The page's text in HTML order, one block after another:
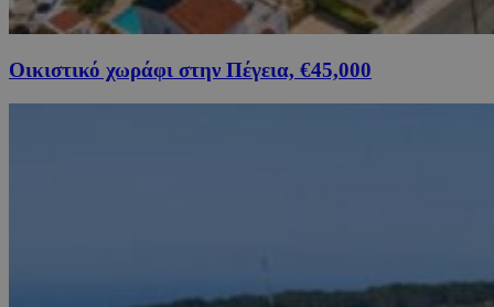
Οικιστικό χωράφι στην Πέγεια, €45,000